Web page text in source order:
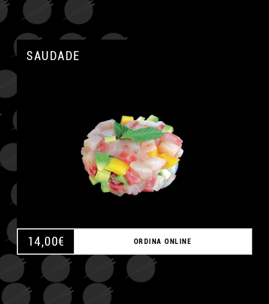
SAUDADE
14,00€ ORDINA ONLINE